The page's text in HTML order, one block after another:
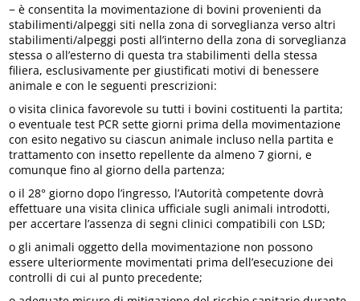
− è consentita la movimentazione di bovini provenienti da
stabilimenti/alpeggi siti nella zona di sorveglianza verso altri
stabilimenti/alpeggi posti all’interno della zona di sorveglianza
stessa o all’esterno di questa tra stabilimenti della stessa
filiera, esclusivamente per giustificati motivi di benessere
animale e con le seguenti prescrizioni:
o visita clinica favorevole su tutti i bovini costituenti la partita;
o eventuale test PCR sette giorni prima della movimentazione
con esito negativo su ciascun animale incluso nella partita e
trattamento con insetto repellente da almeno 7 giorni, e
comunque fino al giorno della partenza;
o il 28° giorno dopo l’ingresso, l’Autorità competente dovrà
effettuare una visita clinica ufficiale sugli animali introdotti,
per accertare l’assenza di segni clinici compatibili con LSD;
o gli animali oggetto della movimentazione non possono
essere ulteriormente movimentati prima dell’esecuzione dei
controlli di cui al punto precedente;